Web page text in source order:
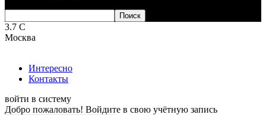
3.7 C
Москва
Интересно
Контакты
войти в систему
Добро пожаловать! Войдите в свою учётную запись